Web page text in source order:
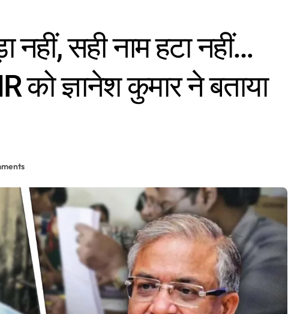
नहीं, सही नाम हटा नहीं…
को ज्ञानेश कुमार ने बताया